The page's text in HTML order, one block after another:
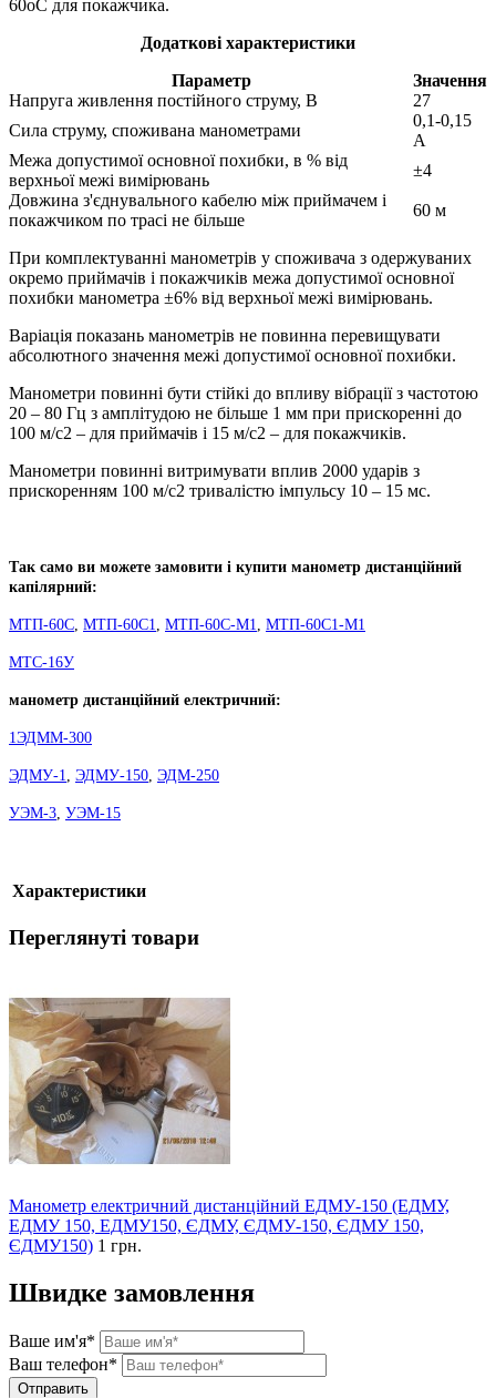
60оС для покажчика.
Додаткові характеристики
Параметр
Значення
Напруга живлення постійного струму, В
27
Сила струму, споживана манометрами
0,1-0,15
А
Межа допустимої основної похибки, в % від
верхньої межі вимірювань
±4
Довжина з'єднувального кабелю між приймачем і
покажчиком по трасі не більше
60 м
При комплектуванні манометрів у споживача з одержуваних
окремо приймачів і покажчиків межа допустимої основної
похибки манометра ±6% від верхньої межі вимірювань.
Варіація показань манометрів не повинна перевищувати
абсолютного значення межі допустимої основної похибки.
Манометри повинні бути стійкі до впливу вібрації з частотою
20 – 80 Гц з амплітудою не більше 1 мм при прискоренні до
100 м/с2 – для приймачів і 15 м/с2 – для покажчиків.
Манометри повинні витримувати вплив 2000 ударів з
прискоренням 100 м/с2 тривалістю імпульсу 10 – 15 мс.
Так само ви можете замовити і купити манометр дистанційний
капілярний:
МТП-60С МТП-60С1 МТП-60С-М1 МТП-60С1-М1
МТС-16У
манометр дистанційний електричний:
1ЭДММ-300
ЭДМУ-1 ЭДМУ-150 ЭДМ-250
УЭМ-3 УЭМ-15
Характеристики
Переглянуті товари
Манометр електричний дистанційний ЕДМУ-150 (ЕДМУ,
ЕДМУ 150, ЕДМУ150, ЄДМУ, ЄДМУ-150, ЄДМУ 150,
ЄДМУ150) 1 грн.
Швидке замовлення
Ваше им'я*
Ваш телефон*